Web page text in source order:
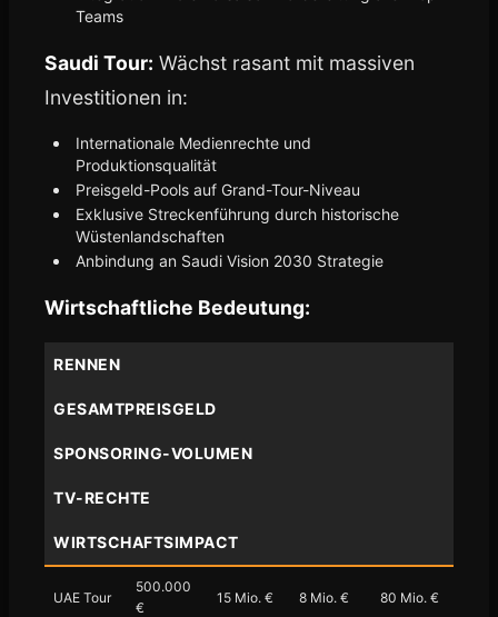
Teams
Saudi Tour: Wächst rasant mit massiven
Investitionen in:
Internationale Medienrechte und
Produktionsqualität
Preisgeld-Pools auf Grand-Tour-Niveau
Exklusive Streckenführung durch historische
Wüstenlandschaften
Anbindung an Saudi Vision 2030 Strategie
Wirtschaftliche Bedeutung:
RENNEN
GESAMTPREISGELD
SPONSORING-VOLUMEN
TV-RECHTE
WIRTSCHAFTSIMPACT
UAE Tour
500.000
€
15 Mio. € 8 Mio. € 80 Mio. €